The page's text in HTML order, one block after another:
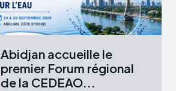
Abidjan accueille le
premier Forum régional
de la CEDEAO...